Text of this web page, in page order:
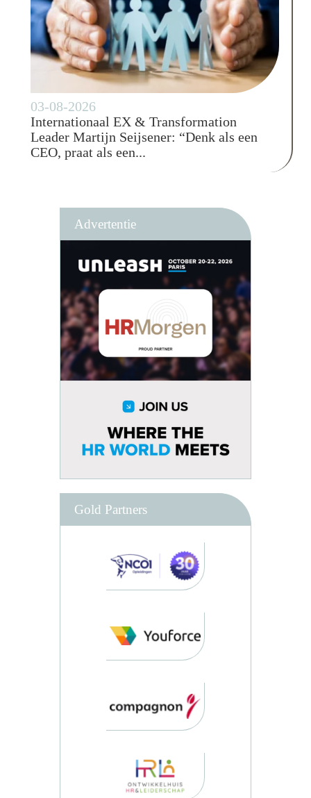
03-08-2026
Internationaal EX & Transformation
Leader Martijn Seijsener: “Denk als een
CEO, praat als een...
Advertentie
Gold Partners